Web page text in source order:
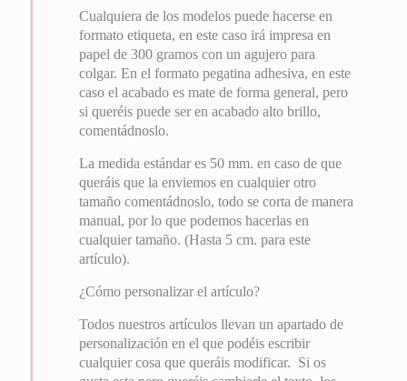
Cualquiera de los modelos puede hacerse en
formato etiqueta, en este caso irá impresa en
papel de 300 gramos con un agujero para
colgar. En el formato pegatina adhesiva, en este
caso el acabado es mate de forma general, pero
si queréis puede ser en acabado alto brillo,
comentádnoslo.
La medida estándar es 50 mm. en caso de que
queráis que la enviemos en cualquier otro
tamaño comentádnoslo, todo se corta de manera
manual, por lo que podemos hacerlas en
cualquier tamaño. (Hasta 5 cm. para este
artículo).
¿Cómo personalizar el artículo?
Todos nuestros artículos llevan un apartado de
personalización en el que podéis escribir
cualquier cosa que queráis modificar. Si os